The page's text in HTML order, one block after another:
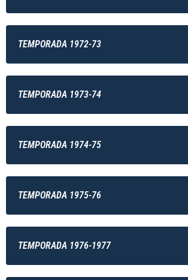
TEMPORADA 1972-73
TEMPORADA 1973-74
TEMPORADA 1974-75
TEMPORADA 1975-76
TEMPORADA 1976-1977